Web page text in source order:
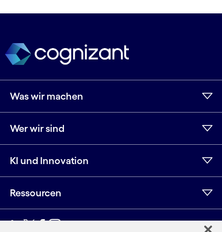
Was wir machen
Wer wir sind
KI und Innovation
Ressourcen